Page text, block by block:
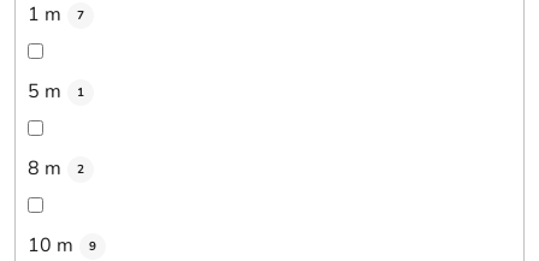
1 m 7
5 m 1
8 m 2
10 m 9